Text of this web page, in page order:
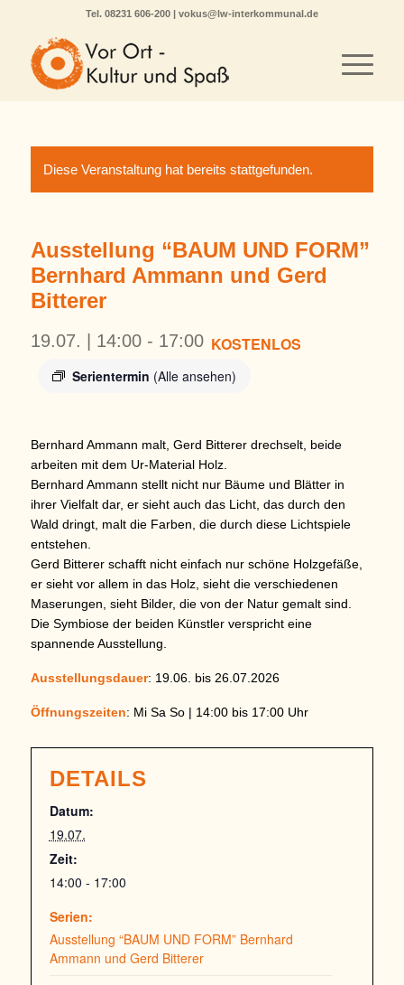
Tel. 08231 606-200 | vokus@lw-interkommunal.de
Diese Veranstaltung hat bereits stattgefunden.
Ausstellung “BAUM UND FORM”
Bernhard Ammann und Gerd
Bitterer
19.07. | 14:00- 17:00
Serientermin (Alle ansehen)
KOSTENLOS
Bernhard Ammann malt, Gerd Bitterer drechselt, beide
arbeiten mit dem Ur-Material Holz.
Bernhard Ammann stellt nicht nur Bäume und Blätter in
ihrer Vielfalt dar, er sieht auch das Licht, das durch den
Wald dringt, malt die Farben, die durch diese Lichtspiele
entstehen.
Gerd Bitterer schafft nicht einfach nur schöne Holzgefäße,
er sieht vor allem in das Holz, sieht die verschiedenen
Maserungen, sieht Bilder, die von der Natur gemalt sind.
Die Symbiose der beiden Künstler verspricht eine
spannende Ausstellung.
Ausstellungsdauer: 19.06. bis 26.07.2026
Öffnungszeiten: Mi Sa So | 14:00 bis 17:00 Uhr
DETAILS
Datum:
19.07.
Zeit:
14:00 - 17:00
Serien:
Ausstellung “BAUM UND FORM” Bernhard
Ammann und Gerd Bitterer